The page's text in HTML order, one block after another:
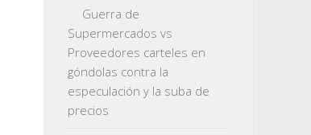
Guerra de
Supermercados vs
Proveedores carteles en
góndolas contra la
especulación y la suba de
precios